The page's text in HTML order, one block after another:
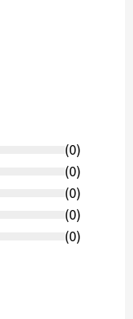
(0)
(0)
(0)
(0)
(0)